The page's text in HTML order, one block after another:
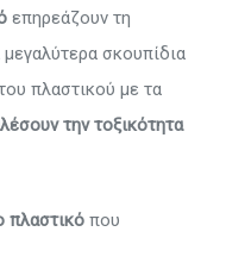
επηρεάζουν τη
σκουπίδια
πλαστικού με τα
την τοξικότητα
πλαστικό που